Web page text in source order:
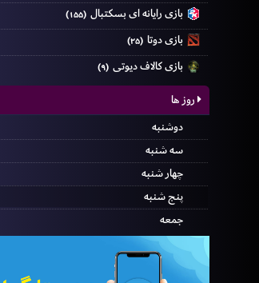
بازی رایانه ای بسکتبال (۱۵۵)
بازی دوتا (۲۵)
بازی کالاف دیوتی (۹)
روز ها
دوشنبه
سه شنبه
چهار شنبه
پنج شنبه
جمعه